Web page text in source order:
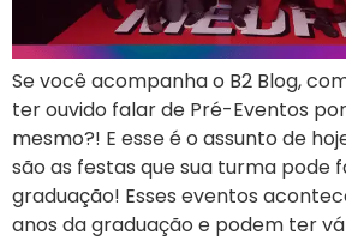
Se você acompanha o B2 Blog,
ter ouvido falar de Pré-Eventos
mesmo?! E esse é o assunto de
são as festas que sua turma pode
graduação! Esses eventos
anos da graduação e podem ter